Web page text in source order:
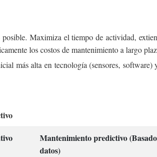
posible. Maximiza el tiempo de actividad,
los costos de mantenimiento a largo
más alta en tecnología (sensores,
Mantenimiento predictivo
datos)